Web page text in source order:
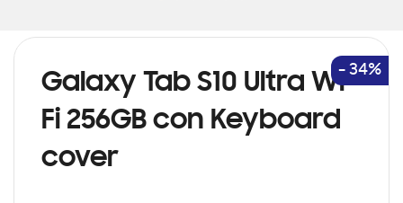
Galaxy Tab S10 Ultra Wi-
Fi 256GB con Keyboard
cover
- 34%
comienzo
galería